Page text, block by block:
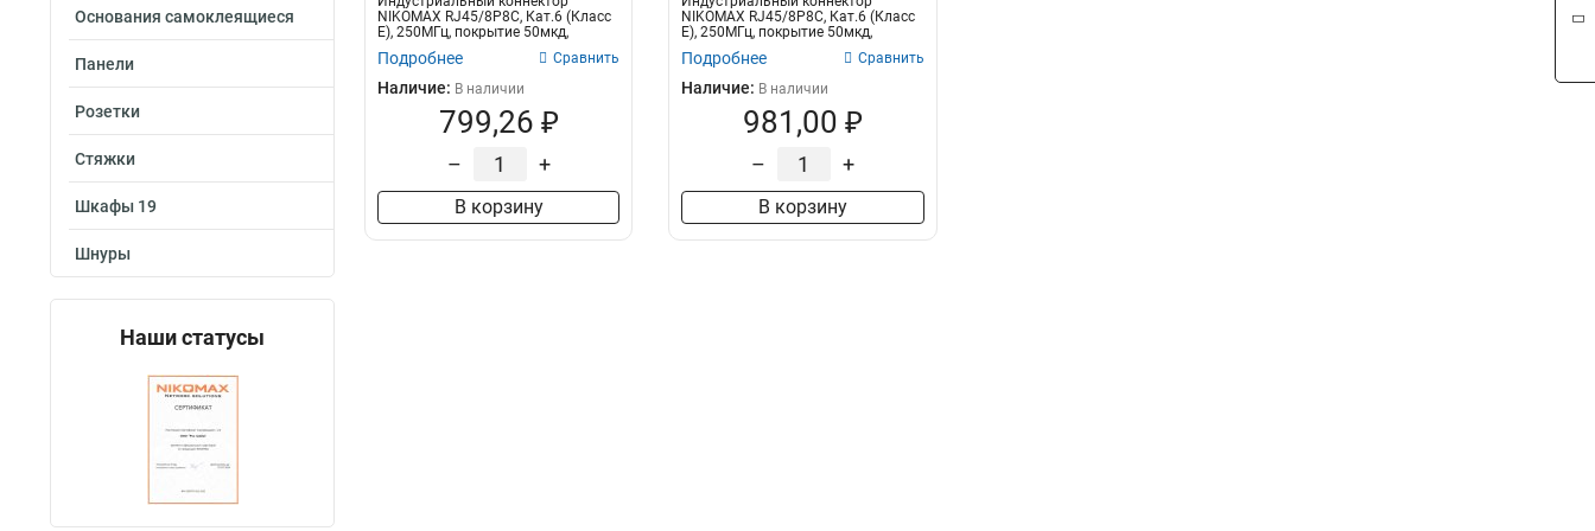
Основания самоклеящиеся
Панели
Розетки
Стяжки
Шкафы 19
Шнуры
Наши статусы
NIKOMAX RJ45/8P8C, Кат.6 (Класс
E), 250МГц, покрытие 50мкд,
неэкраниро...
Подробнее Сравнить
Наличие: В наличии
799,26 ₽
– +
В корзину
NIKOMAX RJ45/8P8C, Кат.6 (Класс
E), 250МГц, покрытие 50мкд,
экранирова...
Подробнее Сравнить
Наличие: В наличии
981,00 ₽
– +
В корзину